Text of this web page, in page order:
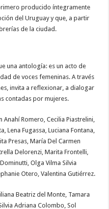
producido íntegramente
del Uruguay y que, a partir
de la ciudad.
una antología: es un acto de
de voces femeninas. A través
invita a reflexionar, a dialogar
contadas por mujeres.
Romero, Cecilia Piastrelini,
Lena Fugassa, Luciana Fontana,
Presas, María Del Carmen
Delorenzi, Marita Frontelli,
Olga Vilma Silvia
Otero, Valentina Gutiérrez.
Beatriz del Monte, Tamara
Adriana Colombo, Sol